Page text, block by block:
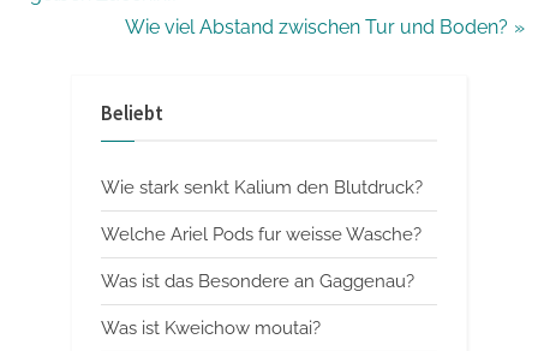
N
t
o
s
t
Wie viel Abstand zwischen Tur und Boden?
Beliebt
Wie stark senkt Kalium den Blutdruck?
Welche Ariel Pods fur weisse Wasche?
Was ist das Besondere an Gaggenau?
Was ist Kweichow moutai?